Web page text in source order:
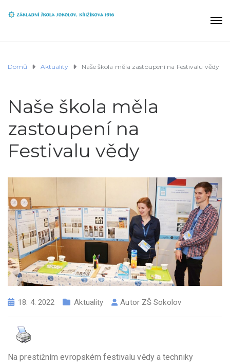
Domů Aktuality Naše škola měla zastoupení na Festivalu vědy
Naše škola měla
zastoupení na
Festivalu vědy
18. 4. 2022 Aktuality Autor ZŠ Sokolov
Na prestižním evropském festivalu vědy a techniky